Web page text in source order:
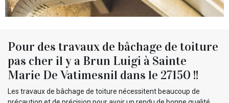
Pour des travaux de bâchage de toiture
pas cher il y a Brun Luigi à Sainte
Marie De Vatimesnil dans le 27150 !!
Les travaux de bâchage de toiture nécessitent beaucoup de